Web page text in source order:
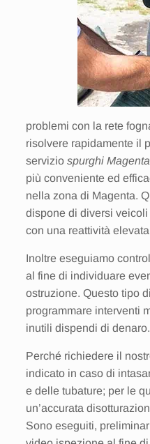
problemi con la rete
risolvere rapidamente il
servizio spurghi Magenta
più conveniente ed
nella zona di Magenta.
dispone di diversi
con una reattività
Inoltre eseguiamo
al fine di individuare
ostruzione. Questo tipo
programmare interventi
inutili dispendi di denaro.
Perché richiedere il
indicato in caso di
e delle tubature; per le
un’accurata
Sono eseguiti,